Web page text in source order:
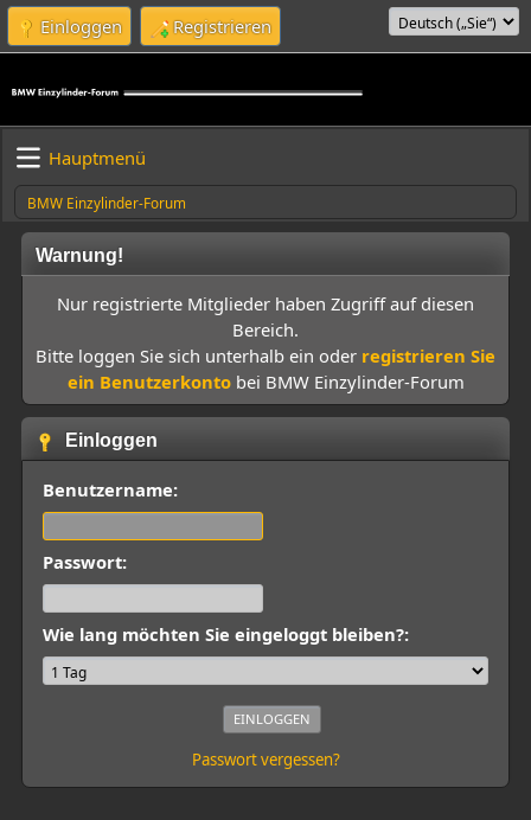
Einloggen Registrieren
Hauptmenü
BMW Einzylinder-Forum
Warnung!
Nur registrierte Mitglieder haben Zugriff auf diesen
Bereich.
Bitte loggen Sie sich unterhalb ein oder registrieren Sie
ein Benutzerkontobei BMW Einzylinder-Forum
Einloggen
Benutzername:
Passwort:
Wie lang möchten Sie eingeloggt bleiben?:
Passwort vergessen?